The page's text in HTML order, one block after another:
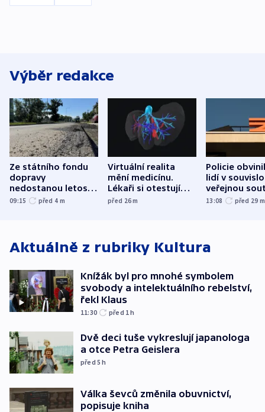
Výběr redakce
Ze státního fondu
dopravy
nedostanou letos
kraje na silnice ani
09:15 před 4 m
Virtuální realita
mění medicínu.
Lékaři si otestují
každý řez, říká
před 26m
Policie
lidí v
veřejnou
Správy
13:08 před 29 m
Aktuálně z rubriky Kultura
Knížák byl pro mnohé symbolem
svobody a intelektuálního rebelství,
řekl Klaus
11:30 před 1h
Dvě deci tuše vykreslují japanologa
a otce Petra Geislera
před 5h
Válka ševců změnila obuvnictví,
popisuje kniha